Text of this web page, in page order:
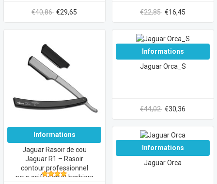
€40,86 €29,65 €22,85 €16,45
Informations
Jaguar Rasoir de cou
Jaguar R1 – Rasoir
contour professionnel
pour coiffeurs et barbiers
Informations
Jaguar Orca_S
€44,02 €30,36
Informations
Jaguar Orca